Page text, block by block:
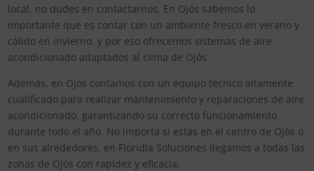
local, no dudes en contactarnos. En Ojós sabemos lo
importante que es contar con un ambiente fresco en verano y
cálido en invierno, y por eso ofrecemos sistemas de aire
acondicionado adaptados al clima de Ojós.
Además, en Ojós contamos con un equipo técnico altamente
cualificado para realizar mantenimiento y reparaciones de aire
acondicionado, garantizando su correcto funcionamiento
durante todo el año. No importa si estás en el centro de Ojós o
en sus alrededores, en Floridia Soluciones llegamos a todas las
zonas de Ojós con rapidez y eficacia.